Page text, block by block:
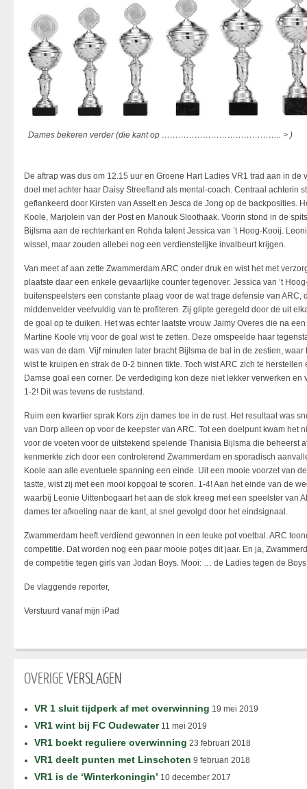
Dames bekeren verder (die kant op …………………………………….. > )
De aftrap was dus om 12.15 uur en Groene Hart Ladies VR1 trad aan in
doel met achter haar Daisy Streefland als mental-coach. Centraal achterin
geflankeerd door Kirsten van Asselt en Jesca de Jong op de backposities.
Koole, Marjolein van der Post en Manouk Sloothaak. Voorin stond in de
Bijlsma aan de rechterkant en Rohda talent Jessica van ’t Hoog-Kooij.
wissel, maar zouden allebei nog een verdienstelijke invalbeurt krijgen.
Van meet af aan zette Zwammerdam ARC onder druk en wist het met
plaatste daar een enkele gevaarlijke counter tegenover. Jessica van ’t
buitenspeelsters een constante plaag voor de wat trage defensie van
middenvelder veelvuldig van te profiteren. Zij glipte geregeld door de uit
de goal op te duiken. Het was echter laatste vrouw Jaimy Overes die na
Martine Koole vrij voor de goal wist te zetten. Deze omspeelde haar
was van de dam. Vijf minuten later bracht Bijlsma de bal in de zestien,
wist te kruipen en strak de 0-2 binnen tikte. Toch wist ARC zich te
Damse goal een corner. De verdediging kon deze niet lekker verwerken
1-2! Dit was tevens de ruststand.
Ruim een kwartier sprak Kors zijn dames toe in de rust. Het resultaat was
van Dorp alleen op voor de keepster van ARC. Tot een doelpunt kwam het
voor de voeten voor de uitstekend spelende Thanisia Bijlsma die beheerst
kenmerkte zich door een controlerend Zwammerdam en sporadisch
Koole aan alle eventuele spanning een einde. Uit een mooie voorzet van
tastte, wist zij met een mooi kopgoal te scoren. 1-4! Aan het einde van de
waarbij Leonie Uittenbogaart het aan de stok kreeg met een speelster van
dames ter afkoeling naar de kant, al snel gevolgd door het eindsignaal.
Zwammerdam heeft verdiend gewonnen in een leuke pot voetbal. ARC
competitie. Dat worden nog een paar mooie potjes dit jaar. En ja,
de competitie tegen girls van Jodan Boys. Mooi: … de Ladies tegen de
De vlaggende reporter,
Verstuurd vanaf mijn iPad
OVERIGEVERSLAGEN
VR 1 sluit tijdperk af met overwinning 19 mei 2019
VR1 wint bij FC Oudewater11 mei 2019
VR1 boekt reguliere overwinning 23 februari 2018
VR1 deelt punten met Linschoten 9 februari 2018
VR1 is de ‘Winterkoningin’ 10 december 2017